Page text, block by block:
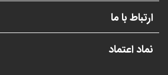
ارتباط با ما
نماد اعتماد